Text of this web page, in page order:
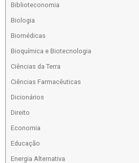
Biblioteconomia
Biologia
Biomédicas
Bioquímica e Biotecnologia
Ciências da Terra
Ciências Farmacêuticas
Dicionários
Direito
Economia
Educação
Energia Alternativa